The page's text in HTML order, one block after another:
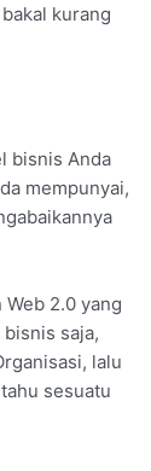
kurang
bisnis Anda
mempunyai,
2.0 yang
saja,
lalu
sesuatu